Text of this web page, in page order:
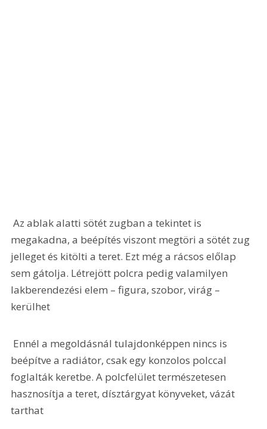
Az ablak alatti sötét zugban a tekintet is
megakadna, a beépítés viszont megtöri a sötét zug
jelleget és kitölti a teret. Ezt még a rácsos előlap
sem gátolja. Létrejött polcra pedig valamilyen
lakberendezési elem – figura, szobor, virág –
kerülhet
beépítve a radiátor, csak egy konzolos polccal
foglalták keretbe. A polcfelület természetesen
hasznosítja a teret, dísztárgyat könyveket, vázát
tarthat